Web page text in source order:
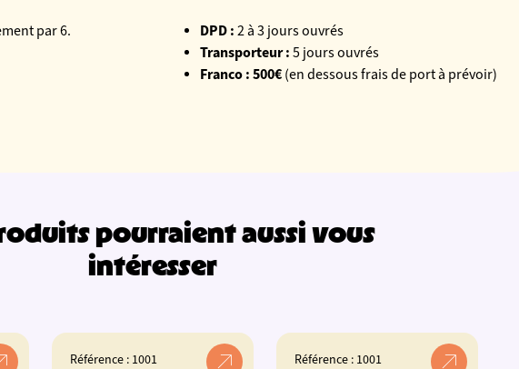
par 6. DPD : 2 à 3 jours ouvrés
Transporteur : 5 jours ouvrés
Franco : 500€(en dessous frais de port à prévoir)
pourraient aussi vous
intéresser
Référence : 1001 Référence : 1001